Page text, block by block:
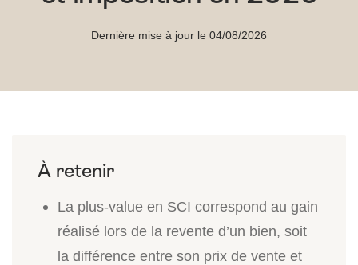
Dernière mise à jour le 04/08/2026
La plus-value en SCI correspond au gain
réalisé lors de la revente d’un bien, soit
la différence entre son prix de vente et